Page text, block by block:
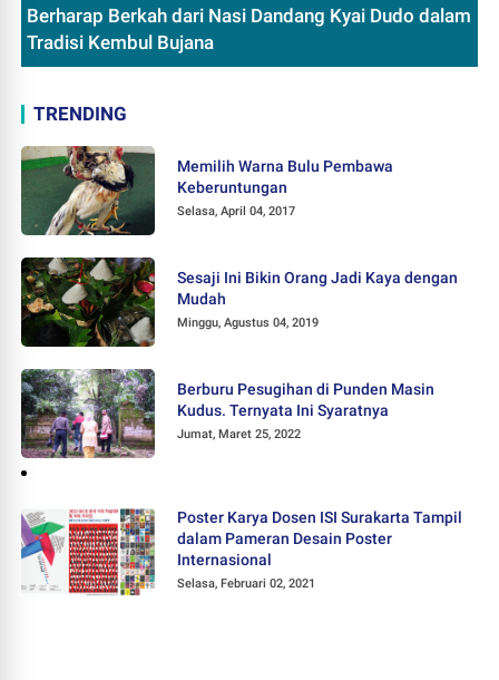
Berharap Berkah dari Nasi Dandang Kyai Dudo dalam
Tradisi Kembul Bujana
TRENDING
Memilih Warna Bulu Pembawa
Keberuntungan
Selasa, April 04, 2017
Sesaji Ini Bikin Orang Jadi Kaya dengan
Mudah
Minggu, Agustus 04, 2019
Berburu Pesugihan di Punden Masin
Kudus. Ternyata Ini Syaratnya
Jumat, Maret 25, 2022
Poster Karya Dosen ISI Surakarta Tampil
dalam Pameran Desain Poster
Internasional
Selasa, Februari 02, 2021